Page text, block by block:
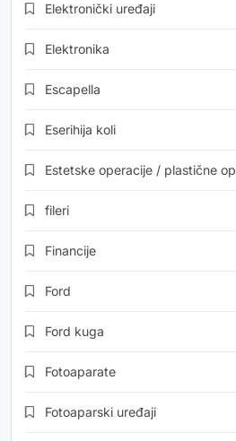
Elektronički uređaji
Elektronika
Escapella
Eserihija koli
Estetske operacije / plastične
fileri
Financije
Ford
Ford kuga
Fotoaparate
Fotoaparski uređaji